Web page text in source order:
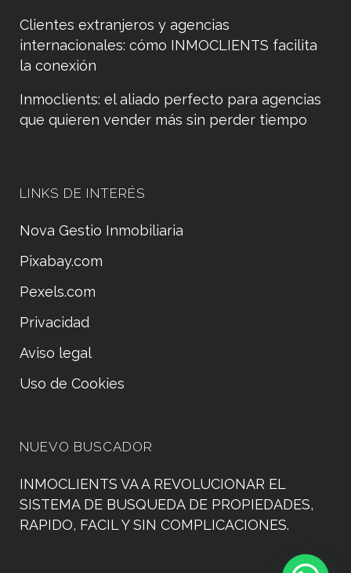
Clientes extranjeros y agencias
internacionales: cómo INMOCLIENTS facilita
la conexión
Inmoclients: el aliado perfecto para agencias
que quieren vender más sin perder tiempo
LINKS DE INTERÉS
Nova Gestio Inmobiliaria
Pixabay.com
Pexels.com
Privacidad
Aviso legal
Uso de Cookies
NUEVO BUSCADOR
INMOCLIENTS VA A REVOLUCIONAR EL
SISTEMA DE BUSQUEDA DE PROPIEDADES,
RAPIDO, FACIL Y SIN COMPLICACIONES.